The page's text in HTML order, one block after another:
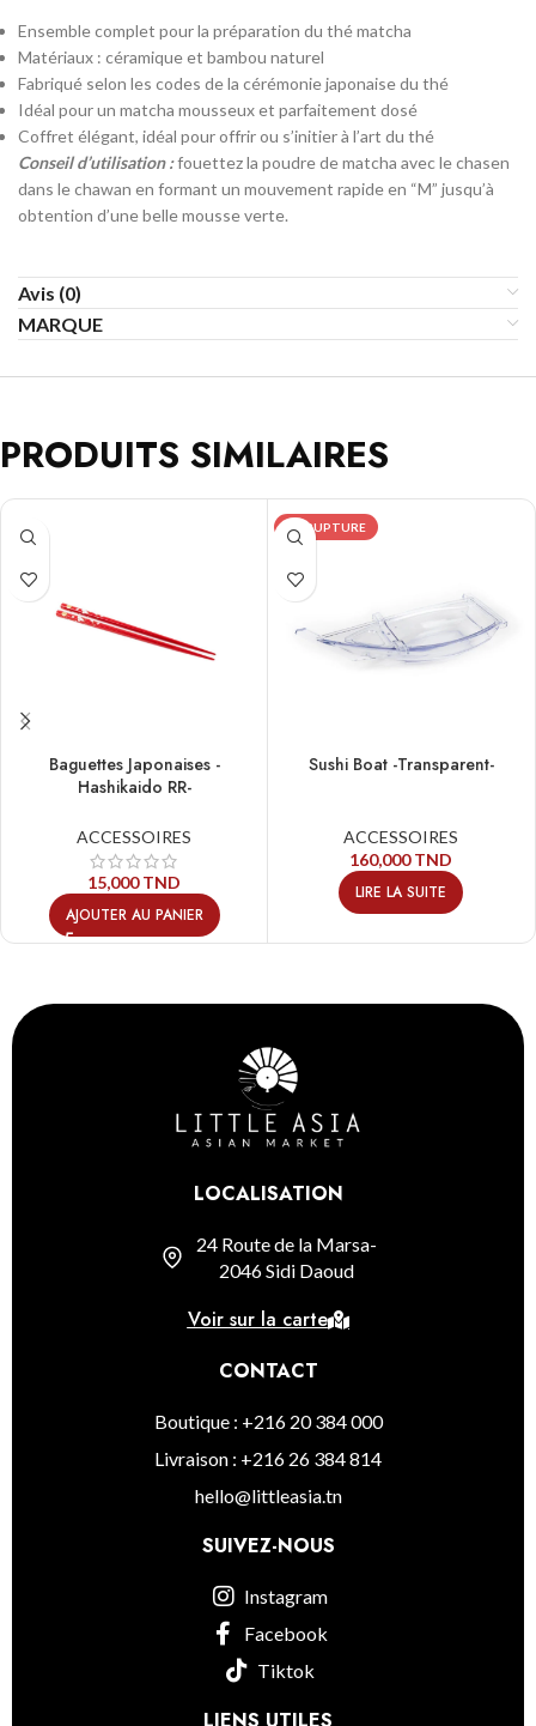
Ensemble complet pour la préparation du thé matcha
Matériaux : céramique et bambou naturel
Fabriqué selon les codes de la cérémonie japonaise du thé
Idéal pour un matcha mousseux et parfaitement dosé
Coffret élégant, idéal pour offrir ou s’initier à l’art du thé
Conseil d’utilisation :fouettez la poudre de matcha avec le chasen
dans le chawan en formant un mouvement rapide en “M” jusqu’à
obtention d’une belle mousse verte.
Avis (0)
MARQUE
PRODUITS SIMILAIRES
Baguettes Japonaises -
Hashikaido RR-
ACCESSOIRES
15,000TND
AJOUTER AU PANIER
EN RUPTURE
Sushi Boat -Transparent-
ACCESSOIRES
160,000TND
LIRE LA SUITE
LOCALISATION
24 Route de la Marsa-
2046 Sidi Daoud
Voir sur la carte
CONTACT
Boutique : +216 20 384 000
Livraison : +216 26 384 814
hello@littleasia.tn
SUIVEZ-NOUS
Instagram
Facebook
Tiktok